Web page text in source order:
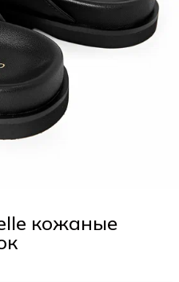
кожаные